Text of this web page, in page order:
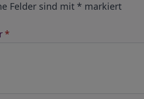
Felder sind mit * markiert
*